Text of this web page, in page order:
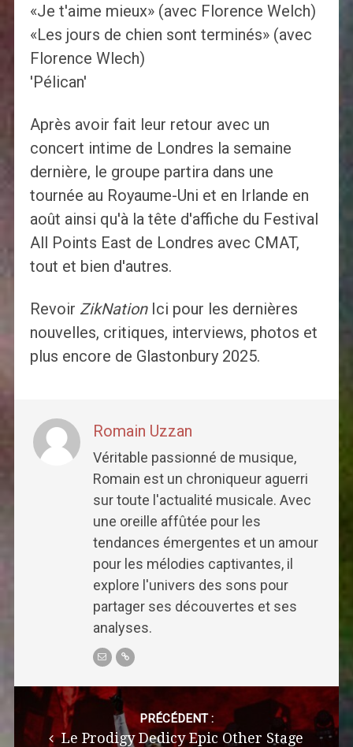
«Je t'aime mieux» (avec Florence Welch)
«Les jours de chien sont terminés» (avec
Florence Wlech)
'Pélican'
Après avoir fait leur retour avec un
concert intime de Londres la semaine
dernière, le groupe partira dans une
tournée au Royaume-Uni et en Irlande en
août ainsi qu'à la tête d'affiche du Festival
All Points East de Londres avec CMAT,
tout et bien d'autres.
Revoir ZikNationIci pour les dernières
nouvelles, critiques, interviews, photos et
plus encore de Glastonbury 2025.
Romain Uzzan
Véritable passionné de musique,
Romain est un chroniqueur aguerri
sur toute l'actualité musicale. Avec
une oreille affûtée pour les
tendances émergentes et un amour
pour les mélodies captivantes, il
explore l'univers des sons pour
partager ses découvertes et ses
analyses.
Post
navigation
PRÉCÉDENT :
Le Prodigy Dedicy Epic Other Stage